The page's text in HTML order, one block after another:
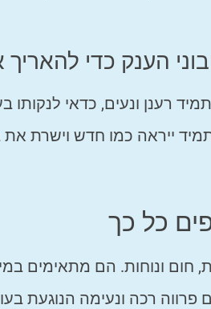
הענק כדי להאריך
רענן ונעים, כדאי לנקותו
ייראה כמו חדש וישרת את
כל כך
חום ונוחות. הם מתאימים
רכה ונעימה הנוגעת